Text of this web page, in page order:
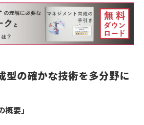
型の確かな技術を多分野に
概要」